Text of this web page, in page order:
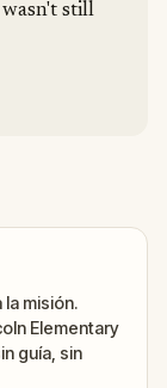
still
misión.
Elementary
guía, sin